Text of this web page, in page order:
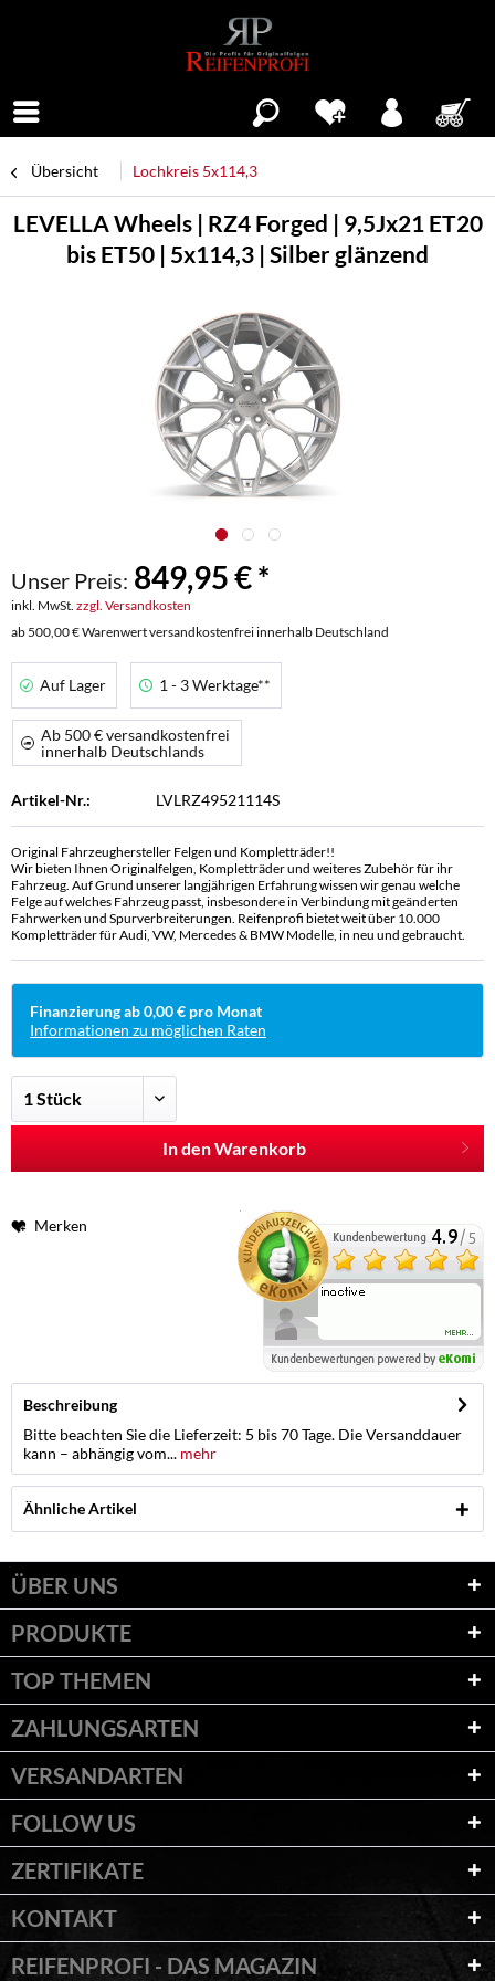
Übersicht Lochkreis 5x114,3
LEVELLA Wheels | RZ4 Forged | 9,5Jx21 ET20
bis ET50 | 5x114,3 | Silber glänzend
Unser Preis: 849,95 € *
inkl. MwSt. zzgl. Versandkosten
ab 500,00 € Warenwert versandkostenfrei innerhalb Deutschland
Auf Lager 1 - 3 Werktage**
Ab 500 € versandkostenfrei
innerhalb Deutschlands
Artikel-Nr.: LVLRZ49521114S
Original Fahrzeughersteller Felgen und Kompletträder!!
Wir bieten Ihnen Originalfelgen, Kompletträder und weiteres Zubehör für ihr
Fahrzeug. Auf Grund unserer langjährigen Erfahrung wissen wir genau welche
Felge auf welches Fahrzeug passt, insbesondere in Verbindung mit geänderten
Fahrwerken und Spurverbreiterungen. Reifenprofi bietet weit über 10.000
Kompletträder für Audi, VW, Mercedes & BMW Modelle, in neu und gebraucht.
Finanzierung ab 0,00 € pro Monat
Informationen zu möglichen Raten
In den Warenkorb
Merken
Beschreibung
Bitte beachten Sie die Lieferzeit: 5 bis 70 Tage. Die Versanddauer
kann – abhängig vom... mehr
Ähnliche Artikel
ÜBER UNS
PRODUKTE
TOP THEMEN
ZAHLUNGSARTEN
VERSANDARTEN
FOLLOW US
ZERTIFIKATE
KONTAKT
REIFENPROFI - DAS MAGAZIN